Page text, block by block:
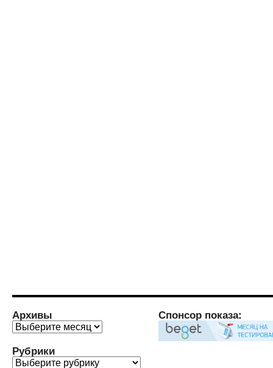
Архивы
Архивы
Рубрики
Рубрики
Спонсор показа: